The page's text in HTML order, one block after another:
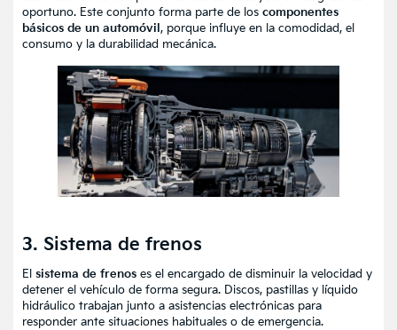
oportuno. Este conjunto forma parte de los componentes
básicos de un automóvil , porque influye en la comodidad, el
consumo y la durabilidad mecánica.
3. Sistema de frenos
El sistema de frenos es el encargado de disminuir la velocidad y
detener el vehículo de forma segura. Discos, pastillas y líquido
hidráulico trabajan junto a asistencias electrónicas para
responder ante situaciones habituales o de emergencia.